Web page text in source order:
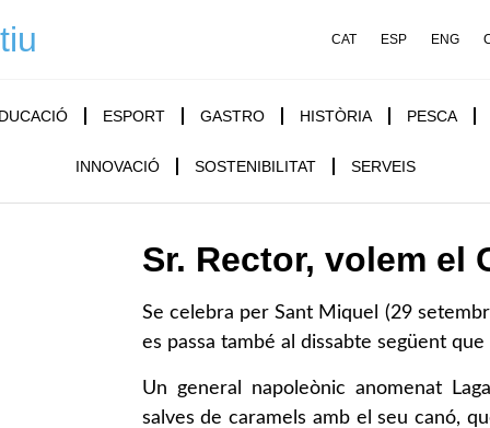
CAT ESP ENG
ESPORT GASTRO HISTÒRIA PESCA
INNOVACIÓ SOSTENIBILITAT SERVEIS
Sr. Rector, volem el
Se celebra per Sant Miquel (29
es passa també al dissabte següent
Un general napoleònic anomenat
salves de caramels amb el seu canó,